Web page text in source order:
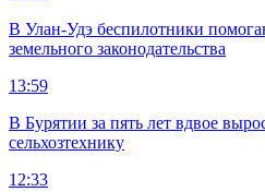
В Улан-Удэ беспилотники
земельного законодательства
13:59
В Бурятии за пять лет вдвое
сельхозтехнику
12:33